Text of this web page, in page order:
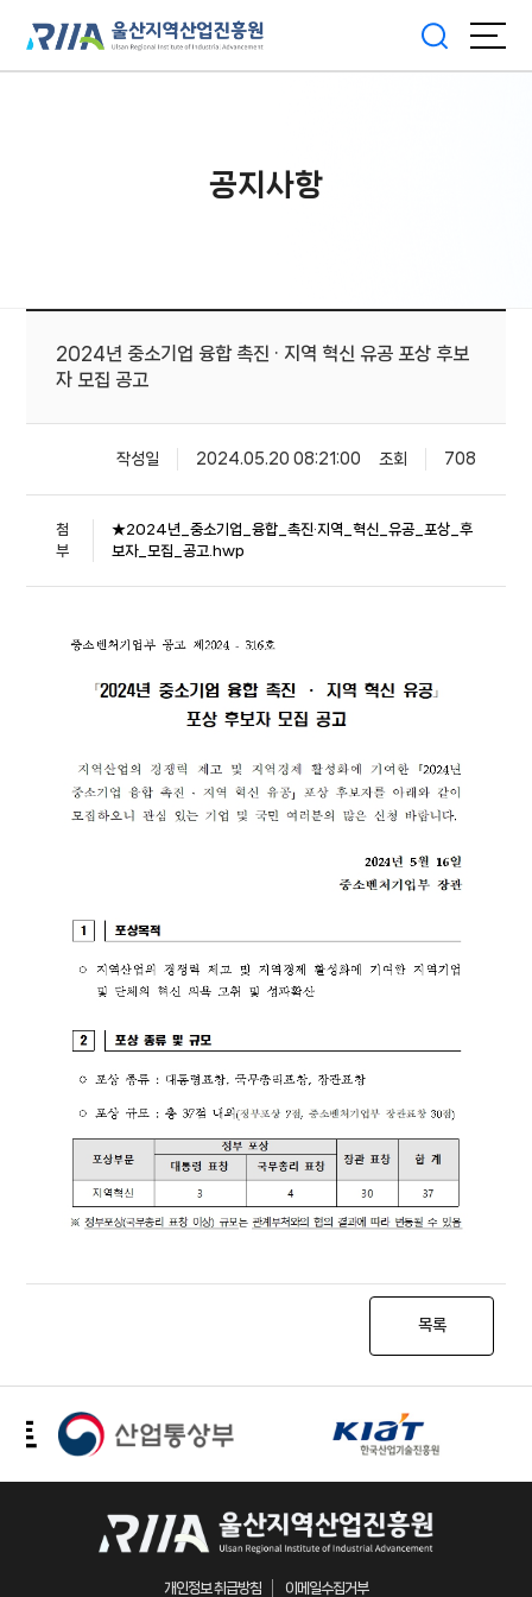
공지사항
2024년 중소기업 융합 촉진 · 지역 혁신 유공 포상 후보
자 모집 공고
작성일 2024.05.20 08:21:00 조회 708
첨
부
★2024년_중소기업_융합_촉진·지역_혁신_유공_포상_후
보자_모집_공고.hwp
목록
개인정보 취급방침 이메일수집거부